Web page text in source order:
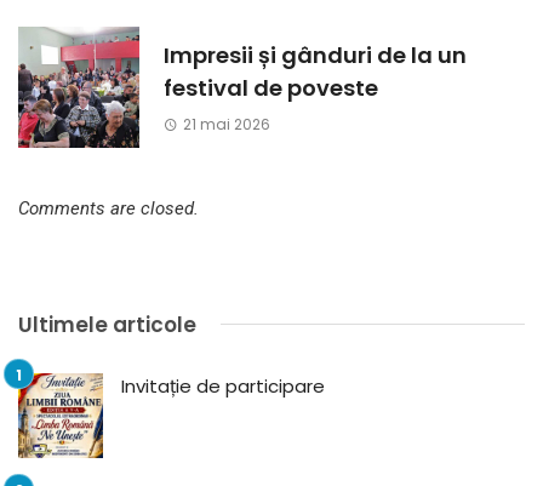
Impresii și gânduri de la un
festival de poveste
21 mai 2026
Comments are closed.
Ultimele articole
Invitație de participare